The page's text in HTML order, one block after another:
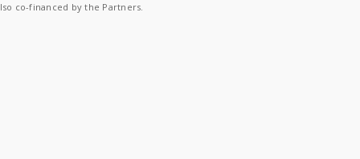
co-financed by the Partners.